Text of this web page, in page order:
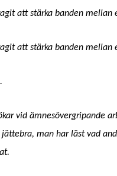
att stärka banden mellan
att stärka banden mellan
vid ämnesövergripande
man har läst vad